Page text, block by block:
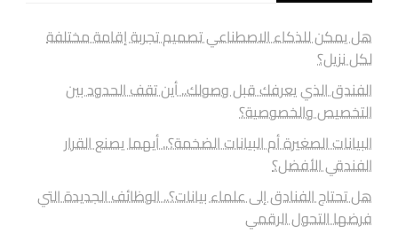
هل يمكن للذكاء الاصطناعي تصميم تجربة إقامة مختلفة
لكل نزيل؟
الفندق الذي يعرفك قبل وصولك.. أين تقف الحدود بين
التخصيص والخصوصية؟
البيانات الصغيرة أم البيانات الضخمة؟.. أيهما يصنع القرار
الفندقي الأفضل؟
هل تحتاج الفنادق إلى علماء بيانات؟.. الوظائف الجديدة التي
فرضها التحول الرقمي